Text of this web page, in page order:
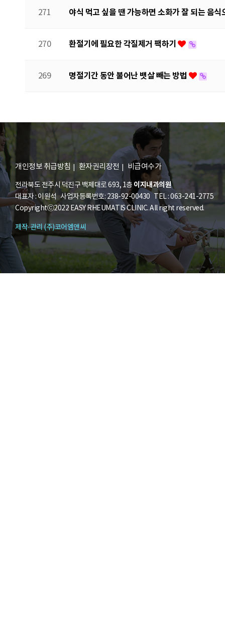
271 야식 먹고 싶을 땐 가능하면 소화가 잘 되는 음
270 환절기에 필요한 각질제거 팩하기
269 명절기간 동안 불어난 뱃살 빼는 방법
개인정보 취급방침 환자권리장전 비급여수가
전라북도 전주시 덕진구 백제대로 693, 1층 이지내과의원
대표자 : 이원석 사업자등록번호: 238-92-00430 TEL : 063-241-2775
Copyrightⓒ2022 EASY RHEUMATIS CLINIC. All right reserved.
제작·관리 (주)코어엠앤씨